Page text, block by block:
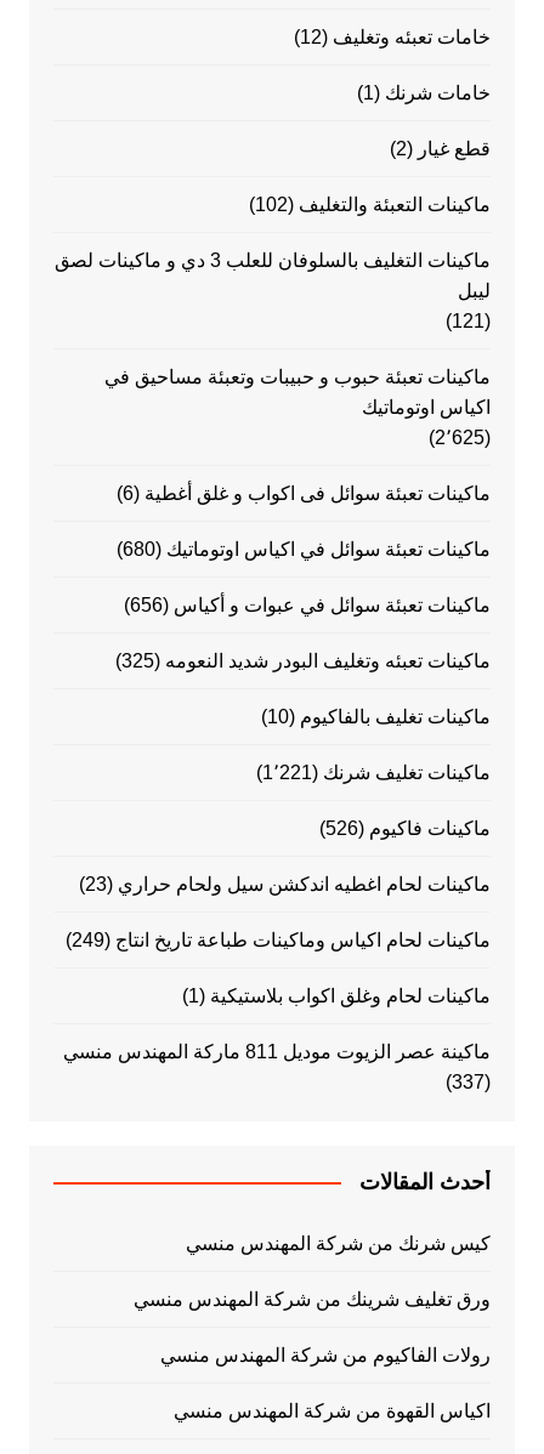
خامات تعبئه وتغليف (12)
خامات شرنك (1)
قطع غيار (2)
ماكينات التعبئة والتغليف (102)
ماكينات التغليف بالسلوفان للعلب 3 دي و ماكينات لصق
ليبل
(121)
ماكينات تعبئة حبوب و حبيبات وتعبئة مساحيق في
اكياس اوتوماتيك
(2٬625)
ماكينات تعبئة سوائل فى اكواب و غلق أغطية (6)
ماكينات تعبئة سوائل في اكياس اوتوماتيك (680)
ماكينات تعبئة سوائل في عبوات و أكياس (656)
ماكينات تعبئه وتغليف البودر شديد النعومه (325)
ماكينات تغليف بالفاكيوم (10)
ماكينات تغليف شرنك (1٬221)
ماكينات فاكيوم (526)
ماكينات لحام اغطيه اندكشن سيل ولحام حراري (23)
ماكينات لحام اكياس وماكينات طباعة تاريخ انتاج (249)
ماكينات لحام وغلق اكواب بلاستيكية (1)
ماكينة عصر الزيوت موديل 811 ماركة المهندس منسي
(337)
أحدث المقالات
كيس شرنك من شركة المهندس منسي
ورق تغليف شرينك من شركة المهندس منسي
رولات الفاكيوم من شركة المهندس منسي
اكياس القهوة من شركة المهندس منسي